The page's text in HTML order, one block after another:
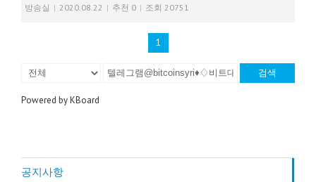
방송실 | 2020.08.22 | 추천 0 | 조회 20751
1
검색
Powered by KBoard
공지사항